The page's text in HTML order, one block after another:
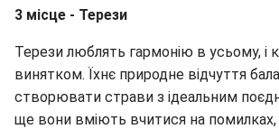
3 місце - Терези
Терези люблять гармонію в усьому, і
винятком. Їхнє природне відчуття
створювати страви з ідеальним
ще вони вміють вчитися на